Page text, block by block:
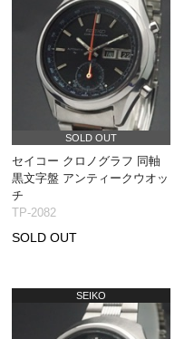
SOLD OUT
セイコー クロノグラフ 同軸
黒文字盤 アンティークウオッ
チ
TP-2082
SOLD OUT
SEIKO